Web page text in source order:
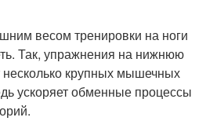
весом тренировки на ноги
Так, упражнения на нижнюю
несколько крупных мышечных
ускоряет обменные процессы